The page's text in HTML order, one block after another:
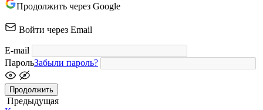
Продолжить через Google
Войти через Email
E-mail
ПарольЗабыли пароль?
Продолжить
Предыдущая